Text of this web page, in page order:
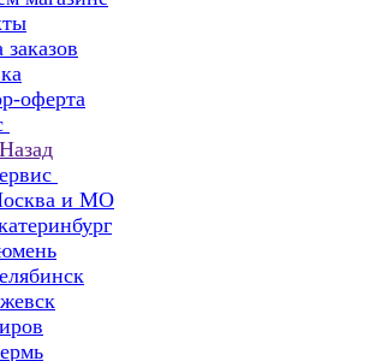
оферта
Назад
и МО